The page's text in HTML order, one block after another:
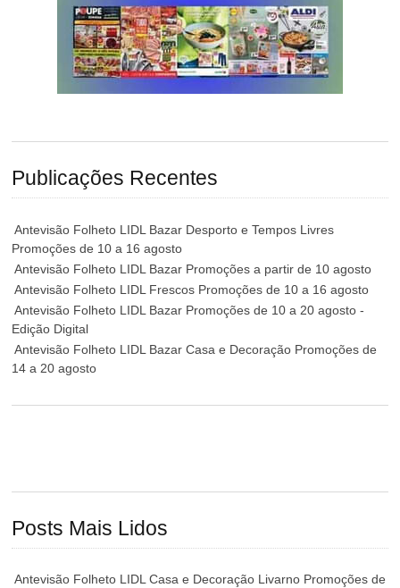
Publicações Recentes
Antevisão Folheto LIDL Bazar Desporto e Tempos Livres
Promoções de 10 a 16 agosto
Antevisão Folheto LIDL Bazar Promoções a partir de 10 agosto
Antevisão Folheto LIDL Frescos Promoções de 10 a 16 agosto
Antevisão Folheto LIDL Bazar Promoções de 10 a 20 agosto -
Edição Digital
Antevisão Folheto LIDL Bazar Casa e Decoração Promoções de
14 a 20 agosto
Posts Mais Lidos
Antevisão Folheto LIDL Casa e Decoração Livarno Promoções de